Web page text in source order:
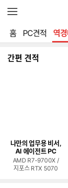
역
열
기
홈
PC견적 역
간편 견적
나만의 업무용 비서,
AI 에이전트 PC
AMD R7-9700X /
지포스 RTX 5070